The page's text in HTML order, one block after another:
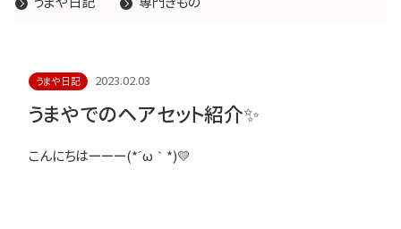
うまや日記 2023.02.03
うまやでのヘアセット紹介✨
こんにちはーーー(*´ω｀*)💛